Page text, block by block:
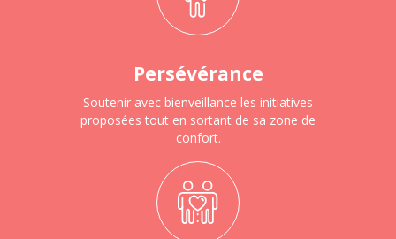
Persévérance
Soutenir avec bienveillance les initiatives
proposées tout en sortant de sa zone de
confort.